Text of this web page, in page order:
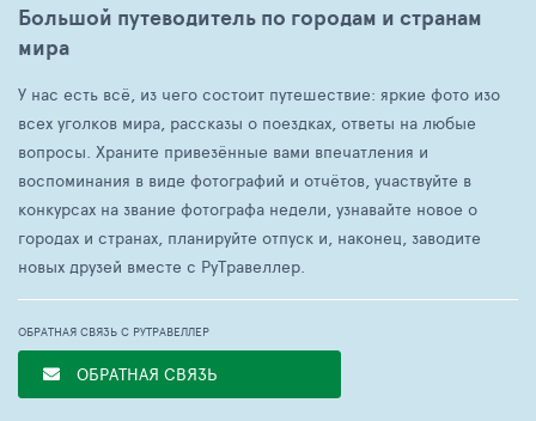
Большой путеводитель по городам и странам
мира
У нас есть всё, из чего состоит путешествие: яркие фото изо
всех уголков мира, рассказы о поездках, ответы на любые
вопросы. Храните привезённые вами впечатления и
воспоминания в виде фотографий и отчётов, участвуйте в
конкурсах на звание фотографа недели, узнавайте новое о
городах и странах, планируйте отпуск и, наконец, заводите
новых друзей вместе с РуТравеллер.
ОБРАТНАЯ СВЯЗЬ С РУТРАВЕЛЛЕР
ОБРАТНАЯ СВЯЗЬ